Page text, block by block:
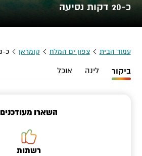
כ-20 דקות נסיעה
עמוד הבית צפון ים המלח קומראן כ-20 דקות נסיעה
ביקור לינה אוכל
השארו מעודכנים
רשתות